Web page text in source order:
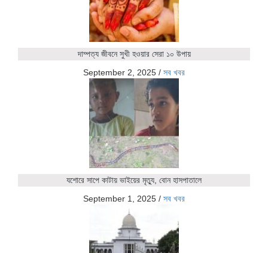
দাম্পত্য জীবনে সুখী হওয়ার সেরা ১০ উপায়
September 2, 2025 / সব খবর
যশোরে সাপে কাটায় ভাইয়ের মৃত্যু, বোন হাসপাতালে
September 1, 2025 / সব খবর